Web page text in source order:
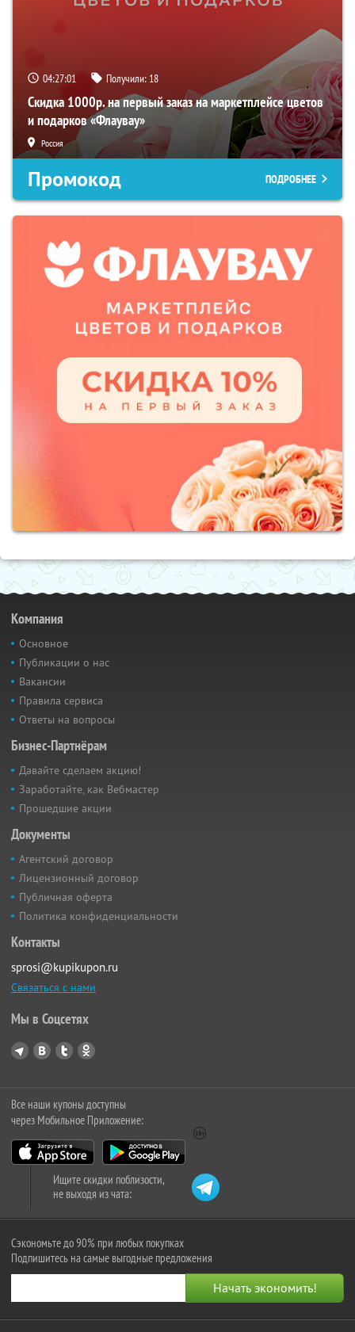
04:27:00 Получили: 18
Скидка 1000р. на первый заказ на маркетплейсе цветов
и подарков «Флаувау»
Россия
Промокод ПОДРОБНЕЕ
Компания
Основное
Публикации о нас
Вакансии
Правила сервиса
Ответы на вопросы
Бизнес-Партнёрам
Давайте сделаем акцию!
Заработайте, как Вебмастер
Прошедшие акции
Документы
Агентский договор
Лицензионный договор
Публичная оферта
Политика конфиденциальности
Контакты
sprosi@kupikupon.ru
Связаться с нами
Мы в Соцсетях
Все наши купоны доступны
через Мобильное Приложение:
Ищите скидки поблизости,
не выходя из чата:
Сэкономьте до 90% при любых покупках
Подпишитесь на самые выгодные предложения